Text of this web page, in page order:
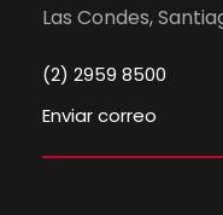
Las Condes,
(2) 2959 8500
Enviar correo